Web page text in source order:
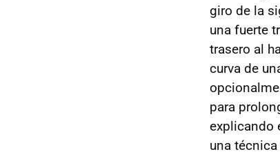
giro de la
una fuerte
trasero al
curva de
para
explicando
una